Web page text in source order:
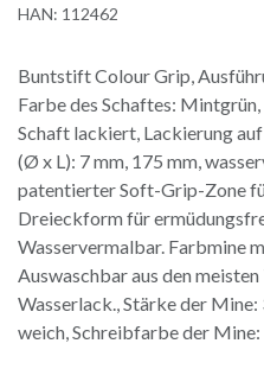
HAN: 112462
Buntstift Colour Grip,
Farbe des Schaftes:
Schaft lackiert, Lackierung
(Ø x L): 7 mm, 175 mm,
patentierter Soft-Grip-Zone
Dreieckform für
Wasservermalbar. Farbmine
Auswaschbar aus den
Wasserlack., Stärke der
weich, Schreibfarbe der